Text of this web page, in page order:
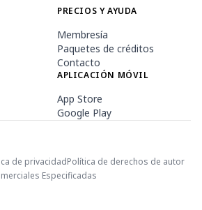
PRECIOS Y AYUDA
Membresía
Paquetes de créditos
Contacto
APLICACIÓN MÓVIL
App Store
Google Play
de privacidadPolítica de derechos de autor
Especificadas